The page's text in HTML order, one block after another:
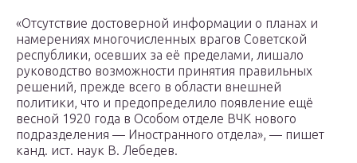
«Отсутствие достоверной информации о планах и
намерениях многочисленных врагов Советской
республики, осевших за её пределами, лишало
руководство возможности принятия правильных
решений, прежде всего в области внешней
политики, что и предопределило появление ещё
весной 1920 года в Особом отделе ВЧК нового
подразделения — Иностранного отдела», — пишет
канд. ист. наук В. Лебедев.